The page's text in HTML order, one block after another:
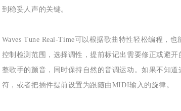
到稳妥人声的关键。
Waves Tune Real-Time可以根据歌曲特性轻松编程，
控制检测范围，选择调性，提前标记出需要修正或避
整歌手的颤音，同时保持自然的音调运动。如果不知
符，或者把插件提前设置为跟随由MIDI输入的旋律。